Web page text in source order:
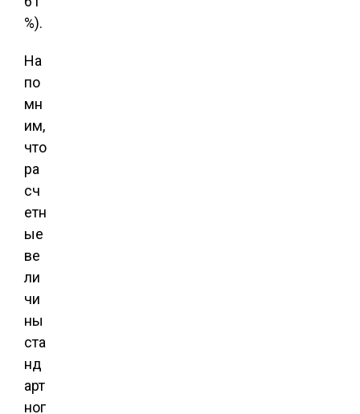
%).
На
по
мн
им,
что
ра
сч
етн
ые
ве
ли
чи
ны
ста
нд
арт
ног